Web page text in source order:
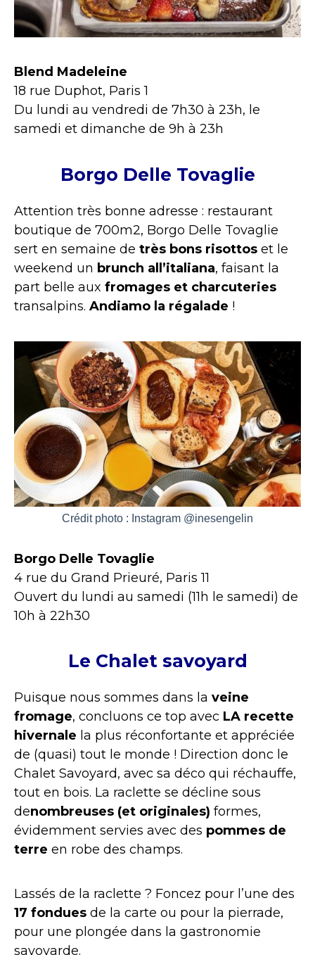
Blend Madeleine
18 rue Duphot, Paris 1
Du lundi au vendredi de 7h30 à 23h, le
samedi et dimanche de 9h à 23h
Borgo Delle Tovaglie
Attention très bonne adresse : restaurant
boutique de 700m2, Borgo Delle Tovaglie
sert en semaine de très bons risottos et le
weekend un brunch all’italiana, faisant la
part belle aux fromages et charcuteries
transalpins. Andiamo la régalade !
Crédit photo : Instagram @inesengelin
Borgo Delle Tovaglie
4 rue du Grand Prieuré, Paris 11
Ouvert du lundi au samedi (11h le samedi) de
10h à 22h30
Le Chalet savoyard
Puisque nous sommes dans la veine
fromage, concluons ce top avec LA recette
hivernale la plus réconfortante et appréciée
de (quasi) tout le monde ! Direction donc le
Chalet Savoyard, avec sa déco qui réchauffe,
tout en bois. La raclette se décline sous
denombreuses (et originales) formes,
évidemment servies avec des pommes de
terre en robe des champs.
Lassés de la raclette ? Foncez pour l’une des
17 fondues de la carte ou pour la pierrade,
pour une plongée dans la gastronomie
savoyarde.